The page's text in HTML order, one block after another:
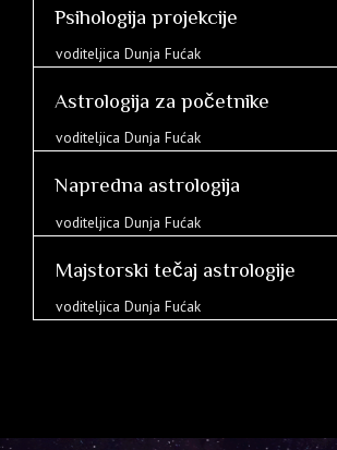
Psihologija projekcije
voditeljica Dunja Fućak
Astrologija za početnike
voditeljica Dunja Fućak
Napredna astrologija
voditeljica Dunja Fućak
Majstorski tečaj astrologije
voditeljica Dunja Fućak